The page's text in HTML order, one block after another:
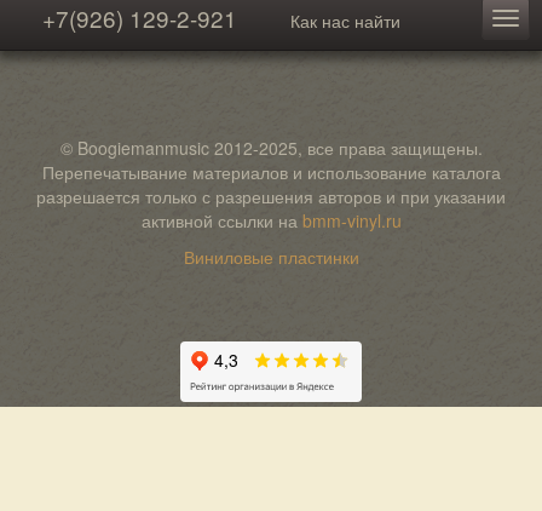
+7(926) 129-2-921 Как нас найти
© Boogiemanmusic 2012-2025, все права защищены.
Перепечатывание материалов и использование каталога
разрешается только с разрешения авторов и при указании
активной ссылки на bmm-vinyl.ru
Виниловые пластинки